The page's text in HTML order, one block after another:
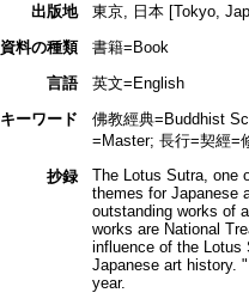
出版地
東京, 日本 [Tokyo,
資料の種類
書籍=Book
言語
英文=English
キーワード
佛教經典=Buddhist
=Master; 長行=契經=
抄録
The Lotus Sutra, one
themes for Japanese
outstanding works of
works are National
influence of the Lotus
Japanese art history.
year.